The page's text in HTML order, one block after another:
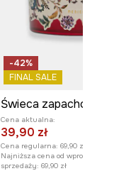
-42%
FINAL SALE
Cena aktualna:
39,90 zł
Cena regularna: 69,90 zł
Najniższa cena od
sprzedaży: 69,90 zł